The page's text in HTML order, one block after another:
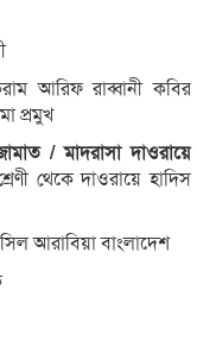
আরিফ রাব্বানী কবির
প্রমুখ
/ মাদরাসা দাওরায়ে
থেকে দাওরায়ে হাদিস
আরাবিয়া বাংলাদেশ